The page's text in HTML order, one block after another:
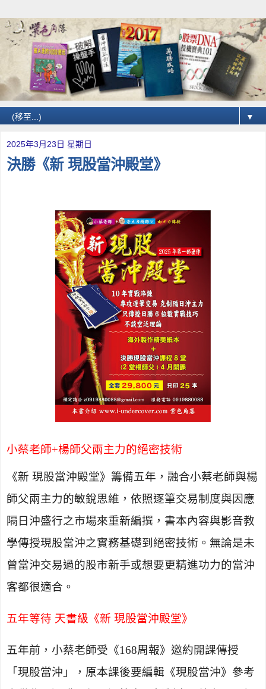
▼
2025年3月23日 星期日
決勝《新 現股當沖殿堂》
小蔡老師+楊師父兩主力的絕密技術
《新 現股當沖殿堂》 籌備五年， 融合小蔡老師與楊
師父兩主力的敏銳思維，依照逐筆交易制度與因應
隔日沖盛行之市場來重新編撰 ， 書本內容與影音教
學傳授現股當沖之實務基礎到絕密技術。無論是未
曾當沖交易過的股市新手或想要更精進功力的當沖
客都很適合 。
五年等待 天書級《新 現股當沖殿堂》
五年前，小蔡老師受 《168周報》 邀約開課傳授
「現股當沖 」， 原本課後要編輯《現股當沖》參考